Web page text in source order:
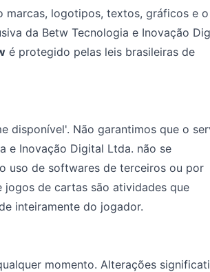
marcas, logotipos, textos, gráficos e o
da Betw Tecnologia e Inovação
é protegido pelas leis brasileiras de
disponível'. Não garantimos que o
e Inovação Digital Ltda. não se
uso de softwares de terceiros ou por
jogos de cartas são atividades que
inteiramente do jogador.
momento. Alterações